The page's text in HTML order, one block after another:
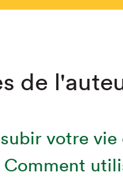
de
votre
Comment